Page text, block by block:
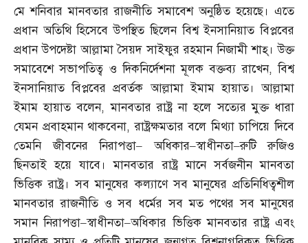
মে শনিবার মানবতার রাজনীতি সমাবেশ অনুষ্ঠিত হয়েছে। এতে
প্রধান অতিথি হিসেবে উপস্থিত ছিলেন বিশ্ব ইনসানিয়াত বিপ্লবের
প্রধান উপদেষ্টা আল্লামা সৈয়দ সাইফুর রহমান নিজামী শাহ্‌। উক্ত
সমাবেশে সভাপতিত্ব ও দিকনির্দেশনা মূলক বক্তব্য রাখেন,বিশ্ব
ইনসানিয়াত বিপ্লবের প্রবর্তক আল্লামা ইমাম হায়াত। আল্লামা
ইমাম হায়াত বলেন,মানবতার রাষ্ট্র না হলে সত্যের মুক্ত ধারা
যেমন প্রবাহমান থাকবেনা,রাষ্ট্রক্ষমতার বলে মিথ্যা চাপিয়ে দিবে
তেমনি জীবনের নিরাপত্তা–অধিকার–স্বাধীনতা–রুটি রুজিও
ছিনতাই হয়ে যাবে। মানবতার রাষ্ট্র মানে সর্বজনীন মানবতা
ভিত্তিক রাষ্ট্র। সব মানুষের কল্যাণে সব মানুষের প্রতিনিধিত্বশীল
মানবতার রাজনীতি ও সব ধর্মের সব মত পথের সব মানুষের
সমান নিরাপত্তা–স্বাধীনতা–অধিকার ভিত্তিক মানবতার রাষ্ট্র এবং